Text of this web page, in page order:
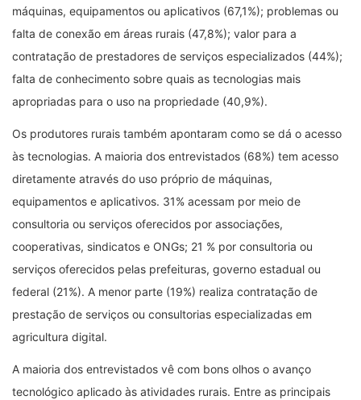
máquinas, equipamentos ou aplicativos (67,1%); problemas ou
falta de conexão em áreas rurais (47,8%); valor para a
contratação de prestadores de serviços especializados (44%);
falta de conhecimento sobre quais as tecnologias mais
apropriadas para o uso na propriedade (40,9%).
Os produtores rurais também apontaram como se dá o acesso
às tecnologias. A maioria dos entrevistados (68%) tem acesso
diretamente através do uso próprio de máquinas,
equipamentos e aplicativos. 31% acessam por meio de
consultoria ou serviços oferecidos por associações,
cooperativas, sindicatos e ONGs; 21 % por consultoria ou
serviços oferecidos pelas prefeituras, governo estadual ou
federal (21%). A menor parte (19%) realiza contratação de
prestação de serviços ou consultorias especializadas em
agricultura digital.
A maioria dos entrevistados vê com bons olhos o avanço
tecnológico aplicado às atividades rurais. Entre as principais